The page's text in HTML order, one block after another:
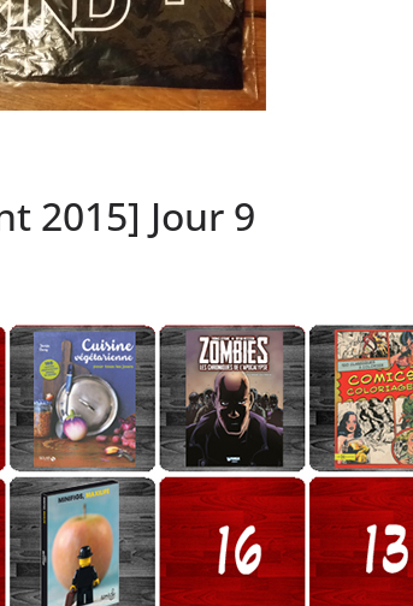
2015] Jour 9